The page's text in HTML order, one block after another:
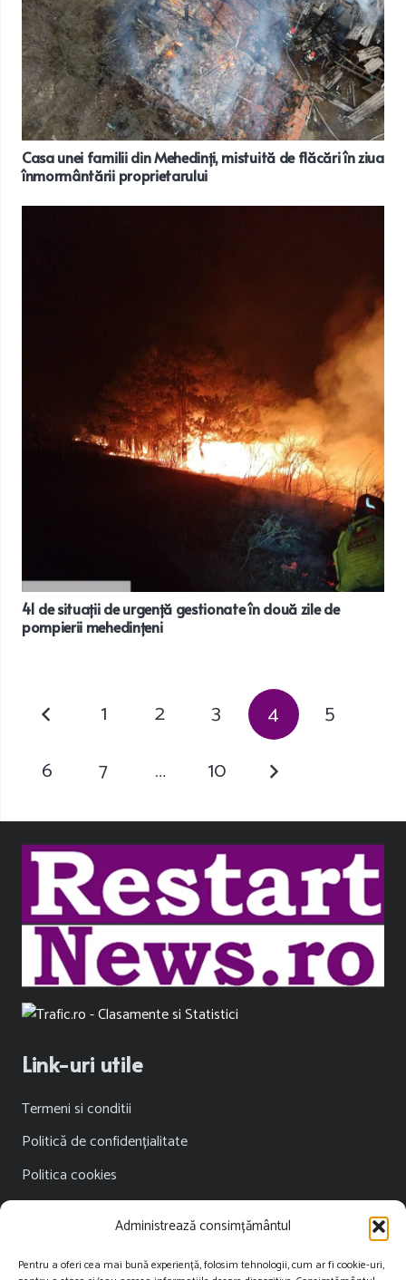
Administrează consimțământul
Pentru a oferi cea mai bună experiență, folosim tehnologii, cum ar fi cookie-uri,
Casa unei familii din Mehedinți, mistuită de flăcări în ziua
înmormântării proprietarului
41 de situații de urgență gestionate în două zile de
pompierii mehedințeni
1 2 3 4
5
6
7 … 10
Link-uri utile
Termeni si conditii
Politică de confidențialitate
Politica cookies
Publicitate